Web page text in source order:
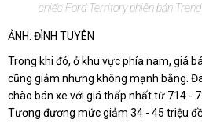
chiếc Ford Territory phiên bản
ẢNH: ĐÌNH TUYÊN
Trong khi đó, ở khu vực phía nam, giá
cũng giảm nhưng không mạnh bằng.
chào bán xe với giá thấp nhất từ 714 -
Tương đương mức giảm 34 - 45 triệu